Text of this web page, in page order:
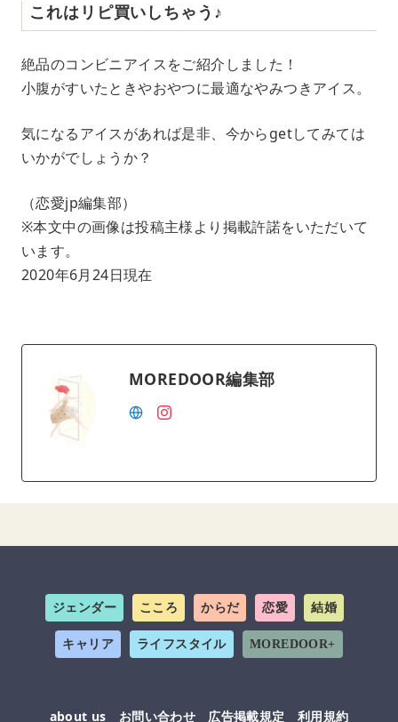
これはリピ買いしちゃう♪
絶品のコンビニアイスをご紹介しました！
小腹がすいたときやおやつに最適なやみつきアイス。
気になるアイスがあれば是非、今からgetしてみては
いかがでしょうか？
（恋愛jp編集部）
※本文中の画像は投稿主様より掲載許諾をいただいて
います。
2020年6月24日現在
MOREDOOR編集部
ジェンダー こころ からだ 恋愛 結婚
キャリア ライフスタイル MOREDOOR+
about us お問い合わせ 広告掲載規定 利用規約